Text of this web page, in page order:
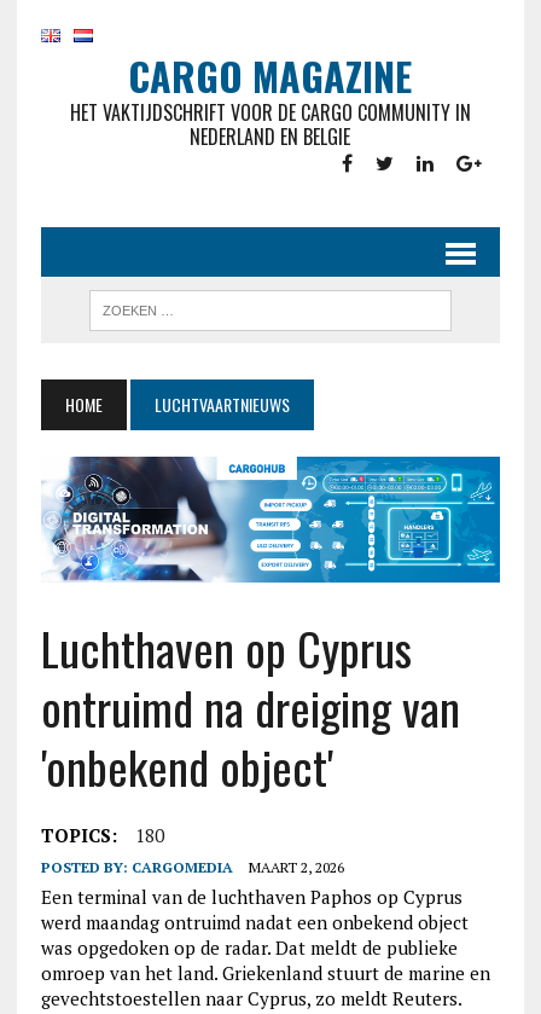
CARGO MAGAZINE
HET VAKTIJDSCHRIFT VOOR DE CARGO COMMUNITY IN
NEDERLAND EN BELGIE
HOME LUCHTVAARTNIEUWS
Luchthaven op Cyprus
ontruimd na dreiging van
'onbekend object'
TOPICS: 180
POSTED BY: CARGOMEDIA MAART 2, 2026
Een terminal van de luchthaven Paphos op Cyprus
werd maandag ontruimd nadat een onbekend object
was opgedoken op de radar. Dat meldt de publieke
omroep van het land. Griekenland stuurt de marine en
gevechtstoestellen naar Cyprus, zo meldt Reuters.